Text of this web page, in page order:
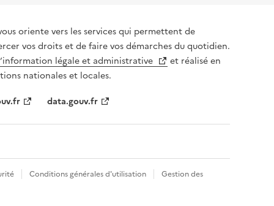
oriente vers les services qui permettent de
vos droits et de faire vos démarches du quotidien.
légale et administrative
et réalisé en
nationales et locales.
data.gouv.fr
Conditions générales d'utilisation
Gestion des